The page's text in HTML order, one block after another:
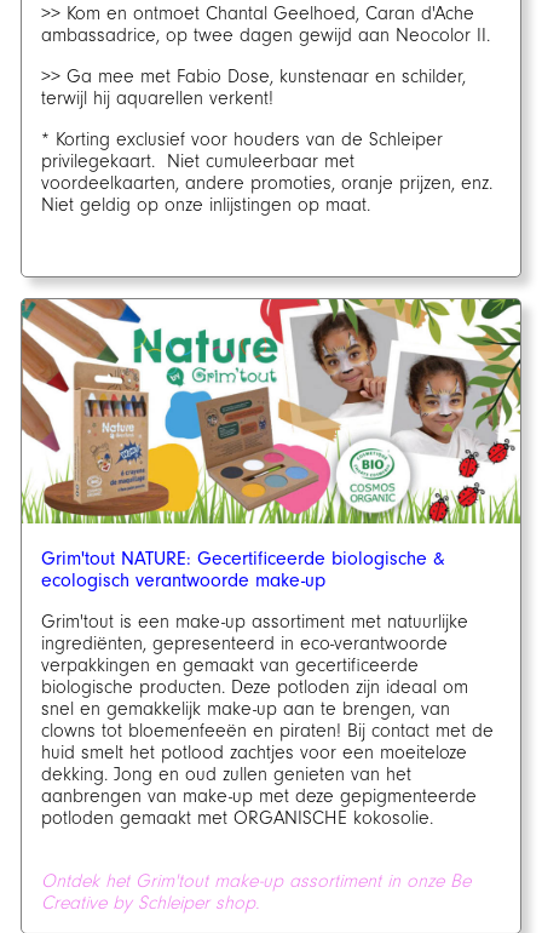
>> Kom en ontmoet Chantal Geelhoed, Caran d'Ache
ambassadrice, op twee dagen gewijd aan Neocolor II.
>> Ga mee met Fabio Dose, kunstenaar en schilder,
terwijl hij aquarellen verkent!
* Korting exclusief voor houders van de Schleiper
privilegekaart. Niet cumuleerbaar met
voordeelkaarten, andere promoties, oranje prijzen, enz.
Niet geldig op onze inlijstingen op maat.
Grim'tout NATURE: Gecertificeerde biologische &
ecologisch verantwoorde make-up
Grim'tout is een make-up assortiment met natuurlijke
ingrediënten, gepresenteerd in eco-verantwoorde
verpakkingen en gemaakt van gecertificeerde
biologische producten. Deze potloden zijn ideaal om
snel en gemakkelijk make-up aan te brengen, van
clowns tot bloemenfeeën en piraten! Bij contact met de
huid smelt het potlood zachtjes voor een moeiteloze
dekking. Jong en oud zullen genieten van het
aanbrengen van make-up met deze gepigmenteerde
potloden gemaakt met ORGANISCHE kokosolie.
Ontdek het Grim'tout make-up assortiment in onze Be
Creative by Schleiper shop.